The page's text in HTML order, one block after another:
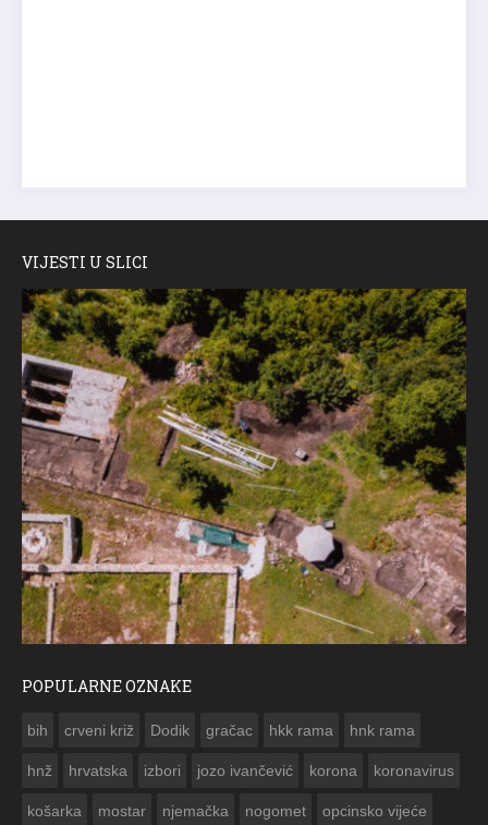
VIJESTI U SLICI
POPULARNE OZNAKE
bih crveni križ Dodik gračac hkk rama hnk rama
hnž hrvatska izbori jozo ivančević korona koronavirus
košarka mostar njemačka nogomet opcinsko vijeće